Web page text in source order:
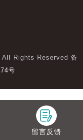
All Rights Reserved 备
号
留言反馈